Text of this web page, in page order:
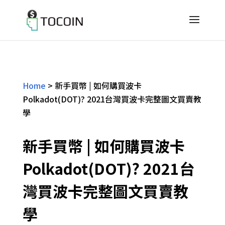
Home > 新手買幣 | 如何購買波卡
Polkadot(DOT)? 2021台灣買波卡完整圖文買賣教
學
新手買幣 | 如何購買波卡
Polkadot(DOT)? 2021台
灣買波卡完整圖文買賣教
學